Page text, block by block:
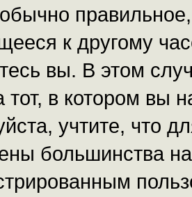
к другому
вы. В этом
тот, в котором вы
учтите, что
большинства